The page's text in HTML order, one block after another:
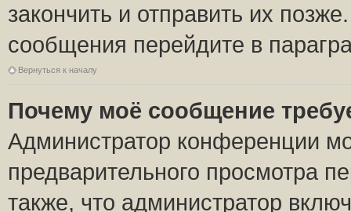
закончить и отправить их
сообщения перейдите в
Вернуться к началу
Почему моё сообщение
Администратор конференции
предварительного просмотра
также, что администратор